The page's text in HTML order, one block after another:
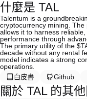
什麼是 TAL
Talentum is a
cryptocurrency mining.
allows it to harness
performance through
The primary utility of the
decade without any rental
model indicates a strong
operations.
白皮書
Github
關於 TAL 的其